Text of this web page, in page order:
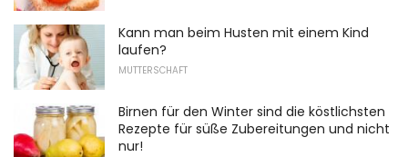
Kann man beim Husten mit einem Kind
laufen?
MUTTERSCHAFT
Birnen für den Winter sind die köstlichsten
Rezepte für süße Zubereitungen und nicht
nur!